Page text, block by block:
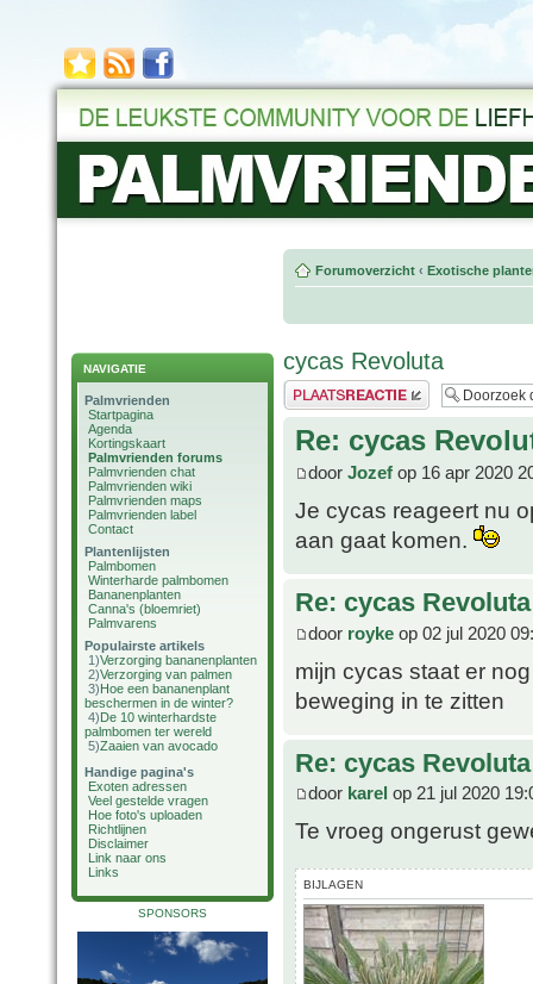
NAVIGATIE
Palmvrienden
Startpagina
Agenda
Kortingskaart
Palmvrienden forums
Palmvrienden chat
Palmvrienden wiki
Palmvrienden maps
Palmvrienden label
Contact
Plantenlijsten
Palmbomen
Winterharde palmbomen
Bananenplanten
Canna's (bloemriet)
Palmvarens
Populairste artikels
1)Verzorging bananenplanten
2)Verzorging van palmen
3)Hoe een bananenplant
beschermen in de winter?
4)De 10 winterhardste
palmbomen ter wereld
5)Zaaien van avocado
Handige pagina's
Exoten adressen
Veel gestelde vragen
Hoe foto's uploaden
Richtlijnen
Disclaimer
Link naar ons
Links
SPONSORS
Forumoverzicht ‹ Exotische
cycas Revoluta
Plaats een reactie
Re: cycas
door Jozef op 16 apr 2020
Je cycas reageert nu
aan gaat komen.
Re: cycas Revoluta
door royke op 02 jul 2020
mijn cycas staat er
beweging in te zitten
Re: cycas Revoluta
door karel op 21 jul 2020
Te vroeg ongerust
BIJLAGEN